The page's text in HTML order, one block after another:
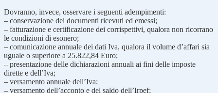
Dovranno, invece, osservare i seguenti adempimenti:
– conservazione dei documenti ricevuti ed emessi;
– fatturazione e certificazione dei corrispettivi, qualora non ricorrano
le condizioni di esonero;
– comunicazione annuale dei dati Iva, qualora il volume d’affari sia
uguale o superiore a 25.822,84 Euro;
– presentazione delle dichiarazioni annuali ai fini delle imposte
dirette e dell’Iva;
– versamento annuale dell’Iva;
– versamento dell’acconto e del saldo dell’Irpef;